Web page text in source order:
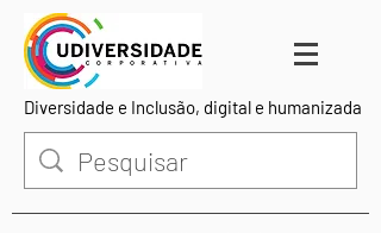
Diversidade e Inclusão, digital e humanizada